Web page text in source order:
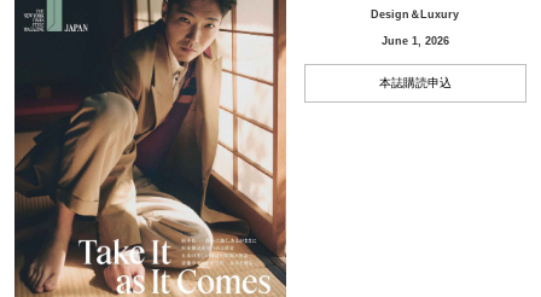
Design＆Luxury
June 1, 2026
本誌購読申込